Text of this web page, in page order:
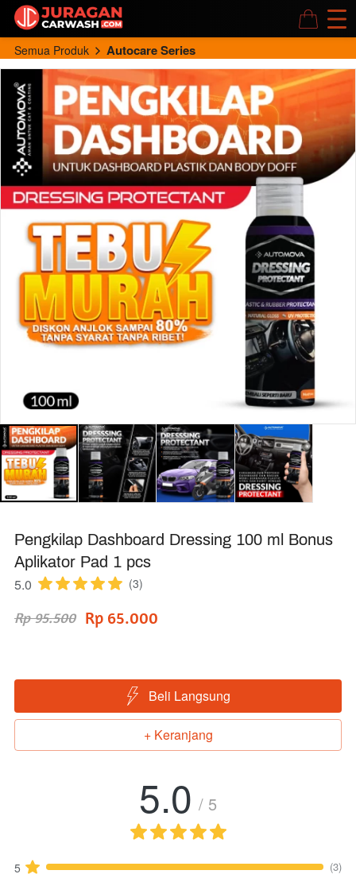
Semua Produk Autocare Series
Pengkilap Dashboard Dressing 100 ml Bonus
Aplikator Pad 1 pcs
5.0 (3)
Rp 95.500 Rp 65.000
` Beli Langsung
`+ Keranjang
5.0 / 5
5 (3)